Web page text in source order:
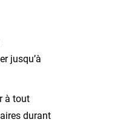
jusqu’à
à tout
durant